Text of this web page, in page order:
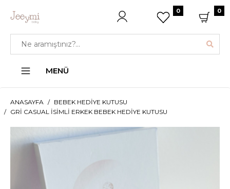
0 0
MENÜ
ANASAYFA
BEBEK HEDIYE KUTUSU
GRI CASUAL İSIMLI ERKEK BEBEK HEDIYE KUTUSU